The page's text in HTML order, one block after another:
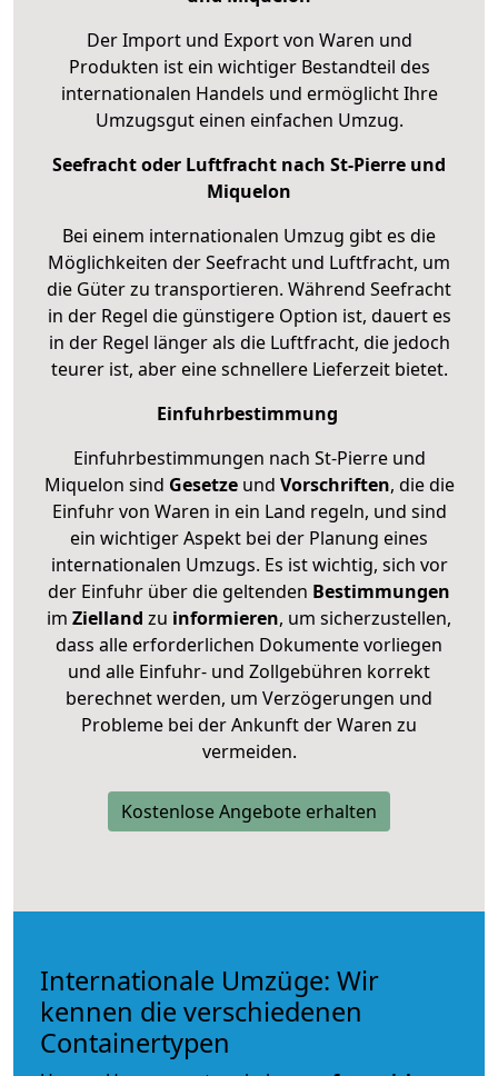
Der Import und Export von Waren und
Produkten ist ein wichtiger Bestandteil des
internationalen Handels und ermöglicht Ihre
Umzugsgut einen einfachen Umzug.
Seefracht oder Luftfracht nach St-Pierre und
Miquelon
Bei einem internationalen Umzug gibt es die
Möglichkeiten der Seefracht und Luftfracht, um
die Güter zu transportieren. Während Seefracht
in der Regel die günstigere Option ist, dauert es
in der Regel länger als die Luftfracht, die jedoch
teurer ist, aber eine schnellere Lieferzeit bietet.
Einfuhrbestimmung
Einfuhrbestimmungen nach St-Pierre und
Miquelon sind Gesetzeund Vorschriften, die die
Einfuhr von Waren in ein Land regeln, und sind
ein wichtiger Aspekt bei der Planung eines
internationalen Umzugs. Es ist wichtig, sich vor
der Einfuhr über die geltenden Bestimmungen
im Zielland zu informieren, um sicherzustellen,
dass alle erforderlichen Dokumente vorliegen
und alle Einfuhr- und Zollgebühren korrekt
berechnet werden, um Verzögerungen und
Probleme bei der Ankunft der Waren zu
vermeiden.
Kostenlose Angebote erhalten
Internationale Umzüge: Wir
kennen die verschiedenen
Containertypen